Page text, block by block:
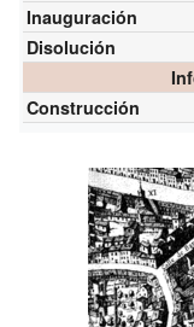
Inauguración
Disolución
Construcción